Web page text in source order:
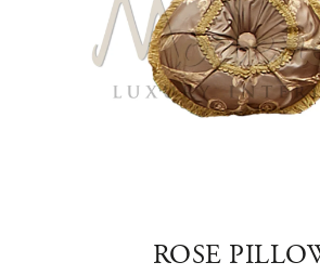
ROSE